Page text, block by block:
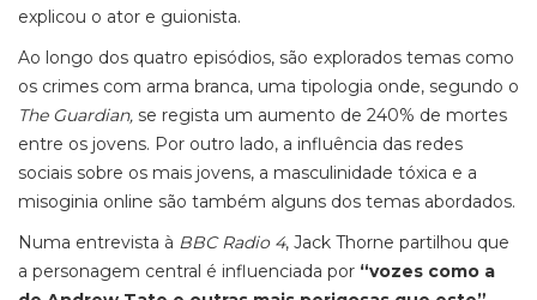
explicou o ator e guionista.
Ao longo dos quatro episódios, são explorados temas como
os crimes com arma branca, uma tipologia onde, segundo o
The Guardian, se regista um aumento de 240% de mortes
entre os jovens. Por outro lado, a influência das redes
sociais sobre os mais jovens, a masculinidade tóxica e a
misoginia online são também alguns dos temas abordados.
Numa entrevista à BBC Radio 4, Jack Thorne partilhou que
a personagem central é influenciada por “vozes como a